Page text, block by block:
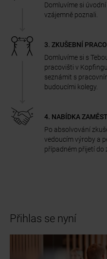
Domluvíme si
vzájemně poznali.
3. ZKUŠEBNÍ
Domluvíme si s
pracovišti v
seznámit s
budoucími kolegy.
4. NABÍDKA
Po absolvování
vedoucím výroby a
případném přijetí do
Přihlas se nyní